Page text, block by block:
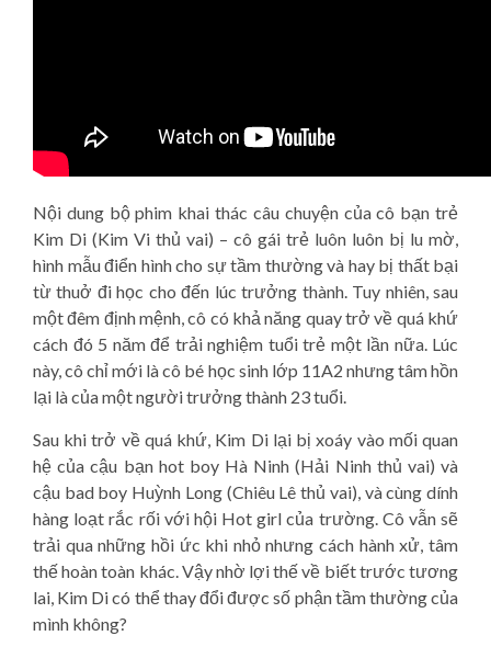
Nội dung bộ phim khai thác câu chuyện của cô bạn trẻ
Kim Di (Kim Vi thủ vai) – cô gái trẻ luôn luôn bị lu mờ,
hình mẫu điển hình cho sự tầm thường và hay bị thất bại
từ thuở đi học cho đến lúc trưởng thành. Tuy nhiên, sau
một đêm định mệnh, cô có khả năng quay trở về quá khứ
cách đó 5 năm để trải nghiệm tuổi trẻ một lần nữa. Lúc
này, cô chỉ mới là cô bé học sinh lớp 11A2 nhưng tâm hồn
lại là của một người trưởng thành 23 tuổi.
Sau khi trở về quá khứ, Kim Di lại bị xoáy vào mối quan
hệ của cậu bạn hot boy Hà Ninh (Hải Ninh thủ vai) và
cậu bad boy Huỳnh Long (Chiêu Lê thủ vai), và cùng dính
hàng loạt rắc rối với hội Hot girl của trường. Cô vẫn sẽ
trải qua những hồi ức khi nhỏ nhưng cách hành xử, tâm
thế hoàn toàn khác. Vậy nhờ lợi thế về biết trước tương
lai, Kim Di có thể thay đổi được số phận tầm thường của
mình không?